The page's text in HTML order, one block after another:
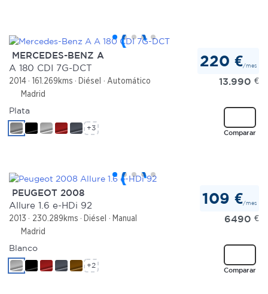
MERCEDES-BENZ A
A 180 CDI 7G-DCT
2014 161.269kms Diésel
Automático
Madrid
220 €/mes
13.990 €
Comparar
Plata
+3
PEUGEOT 2008
Allure 1.6 e-HDi 92
2013 230.289kms Diésel
Manual
Madrid
109 €/mes
6490 €
Comparar
Blanco
+2